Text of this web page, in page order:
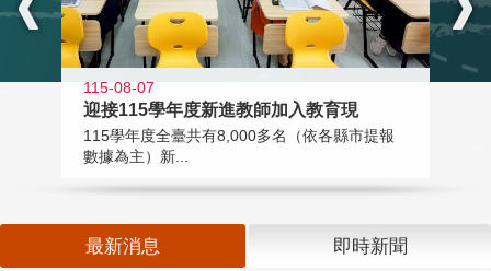
115-08-07
迎接115學年度新進教師加入教育現
115學年度全臺共有8,000多名（依各縣市提報
數據為主）新...
最新消息 即時新聞